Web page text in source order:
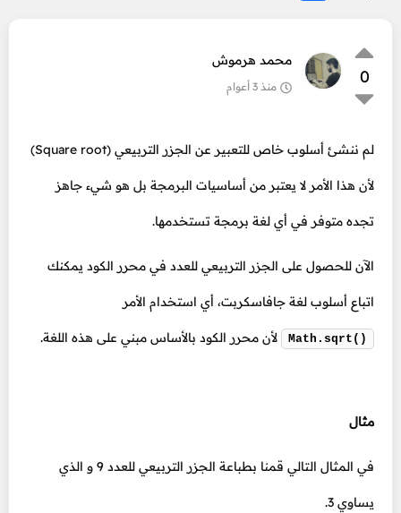
0
محمد هرموش
منذ 3 أعوام
لم ننشئ أسلوب خاص للتعبير عن الجزر التربيعي (Square root)
لأن هذا الأمر لا يعتبر من أساسيات البرمجة بل هو شيء جاهز
تجده متوفر في أي لغة برمجة تستخدمها.
الآن للحصول على الجزر التربيعي للعدد في محرر الكود يمكنك
اتباع أسلوب لغة جافاسكربت، أي استخدام الأمر
Math.sqrt() لأن محرر الكود بالأساس مبني على هذه اللغة.
مثال
في المثال التالي قمنا بطباعة الجزر التربيعي للعدد 9 و الذي
يساوي 3.